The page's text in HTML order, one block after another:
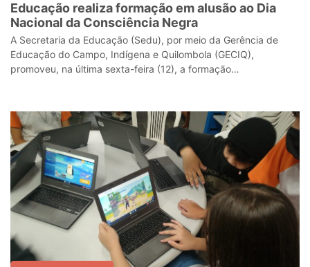
Educação realiza formação em alusão ao Dia
Nacional da Consciência Negra
A Secretaria da Educação (Sedu), por meio da Gerência de
Educação do Campo, Indígena e Quilombola (GECIQ),
promoveu, na última sexta-feira (12), a formação